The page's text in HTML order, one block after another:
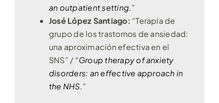
an outpatient setting.”
José López Santiago: “Terapia de
grupo de los trastornos de ansiedad:
una aproximación efectiva en el
SNS” / “Group therapy of anxiety
disorders: an effective approach in
the NHS.”